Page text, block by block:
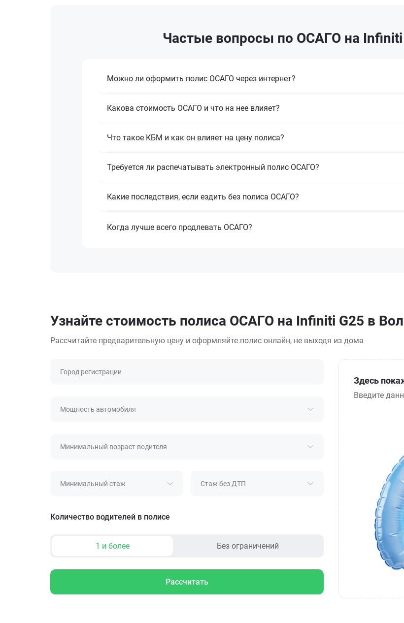
Частые вопросы по ОСАГО на Infiniti
Можно ли оформить полис ОСАГО через интернет?
Какова стоимость ОСАГО и что на нее влияет?
Что такое КБМ и как он влияет на цену полиса?
Требуется ли распечатывать электронный полис ОСАГО?
Какие последствия, если ездить без полиса ОСАГО?
Когда лучше всего продлевать ОСАГО?
Узнайте стоимость полиса ОСАГО на Infiniti G25 в
Рассчитайте предварительную цену и оформляйте полис онлайн, не выходя из дома
Город регистрации
Мощность автомобиля
Минимальный возраст водителя
Минимальный стаж Стаж без ДТП
Количество водителей в полисе
1 и более Без ограничений
Рассчитать
Здесь
Введите